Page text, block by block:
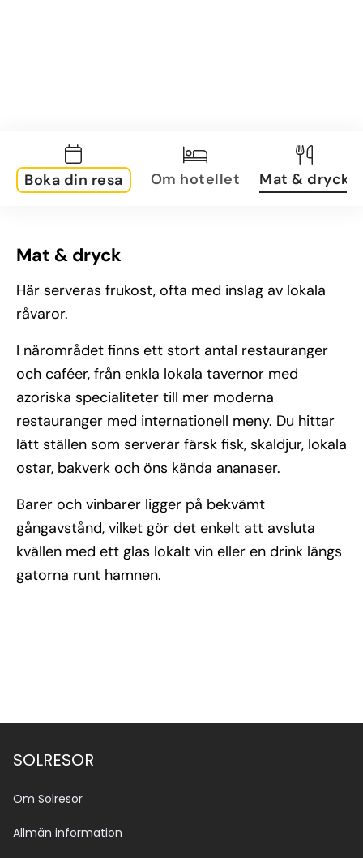
Boka din resa Om hotellet Mat & dryck
Mat & dryck
Här serveras frukost, ofta med inslag av lokala
råvaror.
I närområdet finns ett stort antal restauranger
och caféer, från enkla lokala tavernor med
azoriska specialiteter till mer moderna
restauranger med internationell meny. Du hittar
lätt ställen som serverar färsk fisk, skaldjur, lokala
ostar, bakverk och öns kända ananaser.
Barer och vinbarer ligger på bekvämt
gångavstånd, vilket gör det enkelt att avsluta
kvällen med ett glas lokalt vin eller en drink längs
gatorna runt hamnen.
SOLRESOR
Om Solresor
Allmän information